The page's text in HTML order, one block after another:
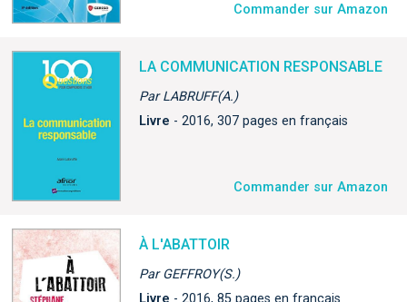
Commander sur Amazon
LA COMMUNICATION RESPONSABLE
Par LABRUFF(A.)
Livre - 2016, 307 pages en français
Commander sur Amazon
À L'ABATTOIR
Par GEFFROY(S.)
Livre - 2016, 85 pages en français